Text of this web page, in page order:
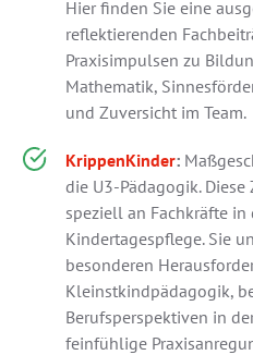
Hier finden Sie eine
reflektierenden
Praxisimpulsen zu
Mathematik,
und Zuversicht im Team.
KrippenKinder:
die U3-Pädagogik.
speziell an Fachkräfte in
Kindertagespflege. Sie
besonderen
Kleinstkindpädagogik,
Berufsperspektiven in
feinfühlige